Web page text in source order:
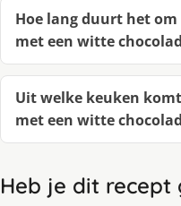
Hoe lang duurt het
met een witte
Uit welke keuken
met een witte
Heb je dit recept